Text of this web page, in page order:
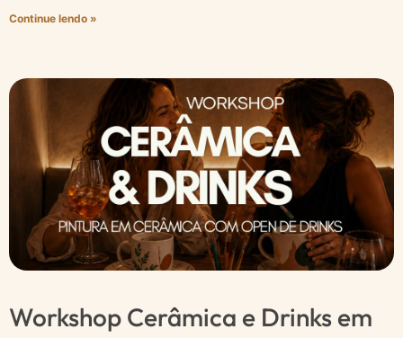
Continue lendo »
Workshop Cerâmica e Drinks em